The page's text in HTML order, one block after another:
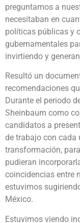
preguntamos a
necesitaban en
políticas públicas y
gubernamentales
invirtiendo y
Resultó un
recomendaciones
Durante el periodo
Sheinbaum como
candidatos a
de trabajo con cada
transformación,
pudieran
coincidencias entre
estuvimos
México.
Estuvimos viendo